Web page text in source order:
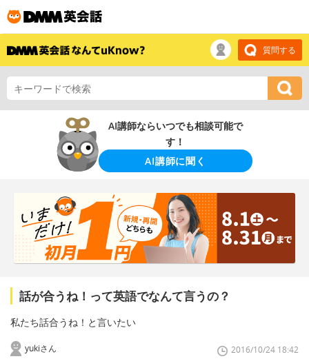
質問する
AI講師ならいつでも相談可能で
す！
AI講師に聞く
話が合うね！って英語でなんて言うの？
私たち話合うね！と言いたい
yukiさん 2016/10/24 18:42